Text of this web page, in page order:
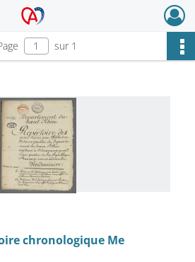
Alsace - Colmar
sur 1
chronologique Me